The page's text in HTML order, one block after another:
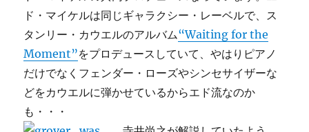
ド・マイケルは同じギャラクシー・レーベルで、ス
タンリー・カウエルのアルバム“Waiting for the
Moment”をプロデュースしていて、やはりピアノ
だけでなくフェンダー・ローズやシンセサイザーな
どをカウエルに弾かせているからエド流なのか
も・・・